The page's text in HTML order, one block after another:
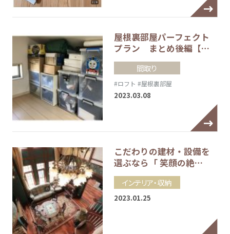
屋根裏部屋パーフェクト
プラン まとめ後編【…
間取り
#ロフト #屋根裏部屋
2023.03.08
こだわりの建材・設備を
選ぶなら「 笑顔の絶…
インテリア・収納
2023.01.25